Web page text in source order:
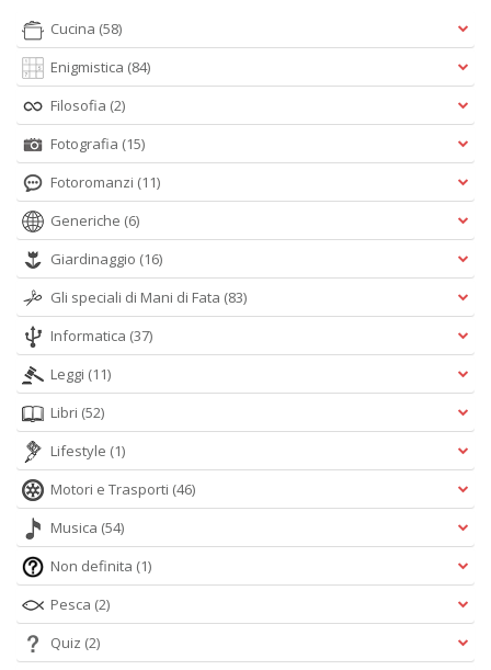
Cucina (58)
Enigmistica (84)
Filosofia (2)
Fotografia (15)
Fotoromanzi (11)
Generiche (6)
Giardinaggio (16)
Gli speciali di Mani di Fata (83)
Informatica (37)
Leggi (11)
Libri (52)
Lifestyle (1)
Motori e Trasporti (46)
Musica (54)
Non definita (1)
Pesca (2)
Quiz (2)